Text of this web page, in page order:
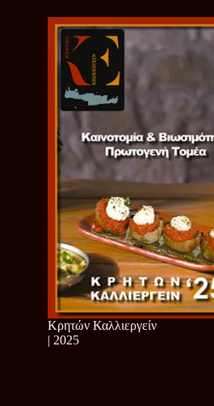
Κρητών Καλλιεργείν
| 2025